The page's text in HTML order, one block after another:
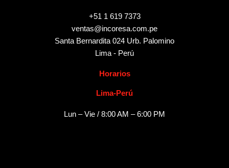
+51 1 619 7373
ventas@incoresa.com.pe
Santa Bernardita 024 Urb. Palomino
Lima - Perú
Horarios
Lima-Perú
Lun – Vie / 8:00 AM – 6:00 PM